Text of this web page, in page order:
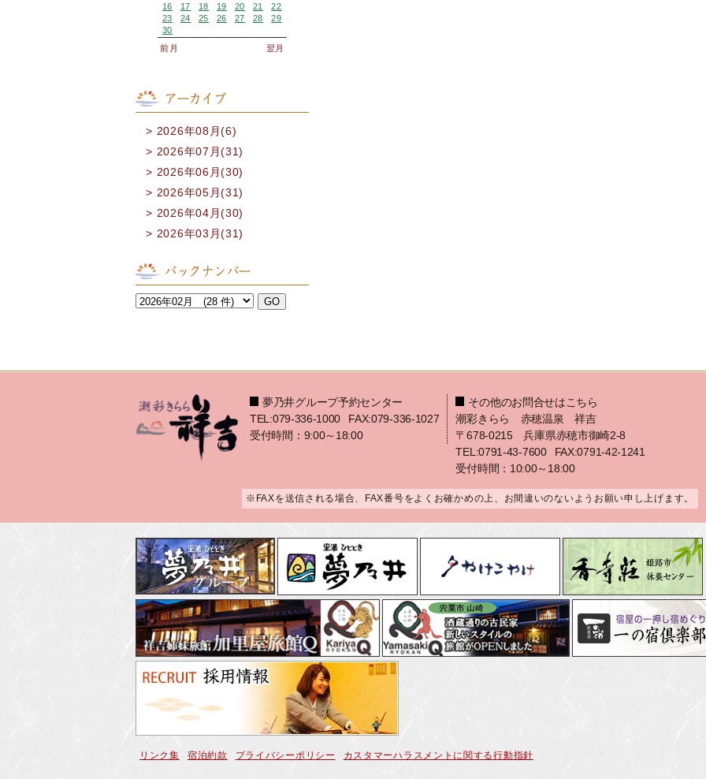
16
17 18 19 20 21
22
23
24 25 26 27 28
29
30
前月
翌月
アーカイブ
2026年08月(6)
2026年07月(31)
2026年06月(30)
2026年05月(31)
2026年04月(30)
2026年03月(31)
バックナンバー
夢乃井グループ予約センター
TEL:079-336-1000
FAX:079-336-1027
受付時間：9:00～18:00
その他のお問合せはこちら
潮彩きらら 赤穂温泉 祥吉
〒678-0215 兵庫県赤穂市御崎2-8
TEL:0791-43-7600
FAX:0791-42-1241
受付時間：10:00～18:00
※FAXを送信される場合、FAX番号をよくお確かめの上、お間違いのないようお願い申し上げます。
リンク集 宿泊約款 プライバシーポリシー カスタマーハラスメントに関する行動指針